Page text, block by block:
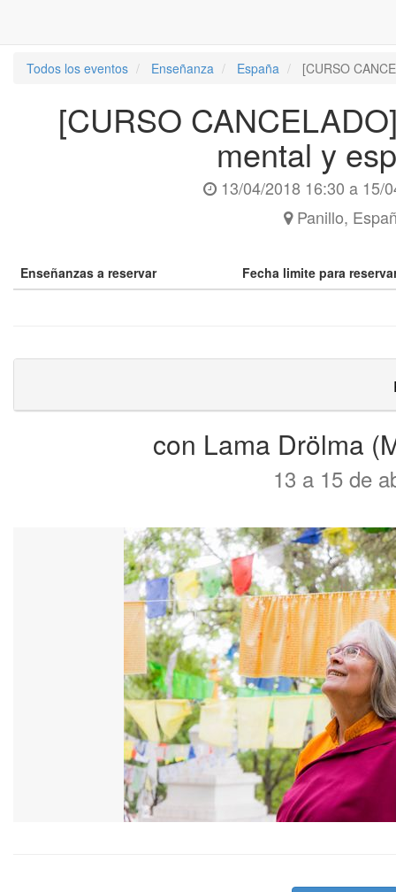
Todos los eventos Enseñanza España [CURSO
[CURSO
mental y
13/04/2018 16:30 a 15/
Panillo,
Enseñanzas a reservar Fecha limite para
con Lama Drölma
13 a 15 de